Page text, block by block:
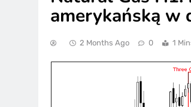
amerykańską w
2 Months Ago 0 1